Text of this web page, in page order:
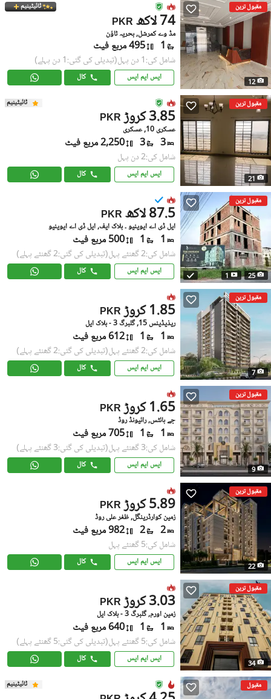
مقبول ترین
12
ٹائیٹینیم
PKR 74 لاکھ
مڈ وے کمرشل, بحریہ ٹاؤن
1 495 مربع فیٹ
شامل کی:1 دن پہل (تبدیلی کی گئی:1 دن پہلے)
ایس ایم ایس کال
مقبول ترین
21
ٹائیٹینیم
PKR 3.85 کروڑ
عسکری 10, عسکری
3
3 2,250 مربع فیٹ
شامل کی:2 دن پہل
ایس ایم ایس کال
مقبول ترین
25
1
PKR 87.5 لاکھ
ایل ڈی اے ایوینیو ۔ بلاک ایف, ایل ڈی اے ایوینیو
1
1 500 مربع فیٹ
شامل کی:2 گھنٹے پہل (تبدیلی کی گئی:2 گھنٹے پہلے)
ایس ایم ایس کال
مقبول ترین
7
PKR 1.85 کروڑ
ریذیڈینس 15, گلبرگ 3 - بلاک ایل
1
1 612 مربع فیٹ
شامل کی:2 گھنٹے پہل (تبدیلی کی گئی:2 گھنٹے پہلے)
ایس ایم ایس کال
مقبول ترین
9
PKR 1.65 کروڑ
جے ہائٹس, رائیونڈ روڈ
1
1 705 مربع فیٹ
شامل کی:3 گھنٹے پہل (تبدیلی کی گئی:3 گھنٹے پہلے)
ایس ایم ایس کال
مقبول ترین
22
PKR 5.89 کروڑ
زمین کوارڈرینگل, ظفر علی روڈ
2
2 982 مربع فیٹ
شامل کی:5 گھنٹے پہل
ایس ایم ایس کال
مقبول ترین
34
PKR 3.03 کروڑ
زمین اورم, گلبرگ 3 - بلاک ایل
1
1 640 مربع فیٹ
شامل کی:5 گھنٹے پہل (تبدیلی کی گئی:5 گھنٹے پہلے)
ایس ایم ایس کال
مقبول ٹائیٹینیم